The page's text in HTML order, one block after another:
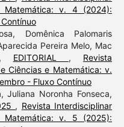
v. 4 (2024):
Domênica Palomaris
Pereira Melo, Mac
EDITORIAL , Revista
Ciências e Matemática: v.
- Fluxo Contínuo
Juliana Noronha Fonseca,
, Revista Interdisciplinar
v. 5 (2025):